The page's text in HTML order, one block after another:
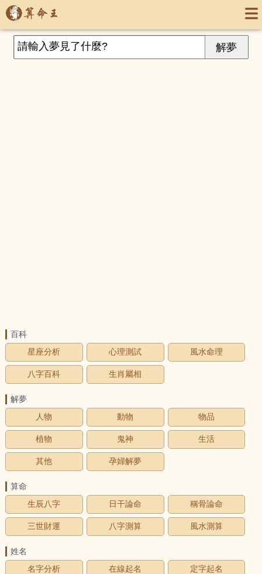
百科
星座分析
心理測試 風水命理
八字百科 生肖屬相
解夢
人物
動物 物品
植物 鬼神 生活
其他 孕婦解夢
算命
生辰八字
日干論命 稱骨論命
三世財運 八字測算 風水測算
姓名
名字分析
在線起名 定字起名